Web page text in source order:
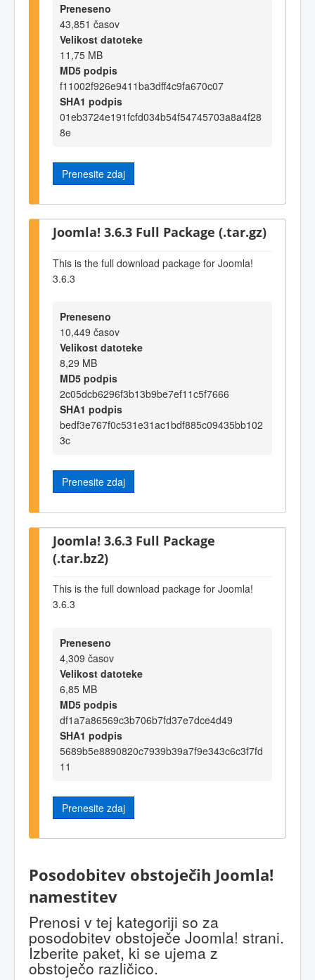
Preneseno
43,851 časov
Velikost datoteke
11,75 MB
MD5 podpis
f11002f926e9411ba3dff4c9fa670c07
SHA1 podpis
01eb3724e191fcfd034b54f54745703a8a4f28
8e
Prenesite zdaj
Joomla! 3.6.3 Full Package (.tar.gz)
This is the full download package for Joomla!
3.6.3
Preneseno
10,449 časov
Velikost datoteke
8,29 MB
MD5 podpis
2c05dcb6296f3b13b9be7ef11c5f7666
SHA1 podpis
bedf3e767f0c531e31ac1bdf885c09435bb102
3c
Prenesite zdaj
Joomla! 3.6.3 Full Package
(.tar.bz2)
This is the full download package for Joomla!
3.6.3
Preneseno
4,309 časov
Velikost datoteke
6,85 MB
MD5 podpis
df1a7a86569c3b706b7fd37e7dce4d49
SHA1 podpis
5689b5e8890820c7939b39a7f9e343c6c3f7fd
11
Prenesite zdaj
Posodobitev obstoječih Joomla!
namestitev
Prenosi v tej kategoriji so za
posodobitev obstoječe Joomla! strani.
Izberite paket, ki se ujema z
obstoječo različico.